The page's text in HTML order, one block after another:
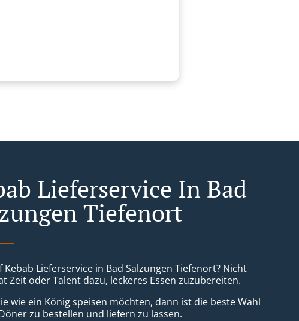
Lieferservice In Bad
Tiefenort
Kebab Lieferservice in Bad Salzungen Tiefenort? Nicht
Zeit oder Talent dazu, leckeres Essen zuzubereiten.
wie ein König speisen möchten, dann ist die beste Wahl
zu bestellen und liefern zu lassen.